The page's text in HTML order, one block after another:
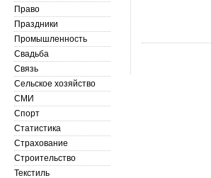
Право
Праздники
Промышленность
Свадьба
Связь
Сельское хозяйство
СМИ
Спорт
Статистика
Страхование
Строительство
Текстиль